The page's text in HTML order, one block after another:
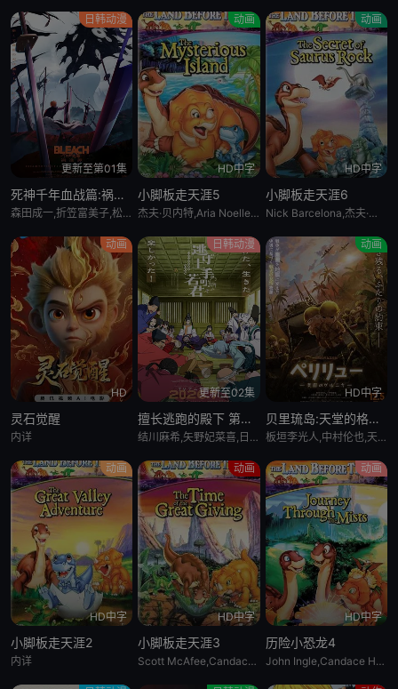
日韩动漫
更新至第01集
死神千年血战篇:祸进谭:动漫
森田成一,折笠富美子,松冈由贵,安元洋贵,杉山纪彰,高木涉,伊藤健太郎,三木真一郎,雪野五月,大塚明夫,桑岛法子,樫井笙人,小野坂昌也,置鲇龙太郎,杉田智和,朴璐美,立木文彦,石川英郎,速水奖,高木礼子,长嶝高士,石冢小夜里,稻田彻,诹访部顺一,清都亚里沙,丰口惠美,市来光弘,菅生隆之,梅原裕一郎,武内骏辅,小山刚志
动画
HD中字
小脚板走天涯5
杰夫·贝内特,Aria Noelle Curzon,托马斯·戴克,米丽亚姆·福林,乔恩·因戈尔,Bradon La Croix
动画
HD中字
小脚板走天涯6
Nick Barcelona,杰夫·贝内特,南茜·卡特莱特,艾莉娅·诺埃尔·柯曾,托马斯·戴克,米丽亚姆·福林
动画
HD
灵石觉醒
内详
日韩动漫
更新至02集
擅长逃跑的殿下 第二季
结川麻希,矢野妃菜喜,日野麻里,铃代纱弓,悠木碧,户谷菊之介,中村悠一,小西克幸
动画
HD中字
贝里琉岛:天堂的格尔尼卡:
板垣李光人,中村伦也,天野宏郷,藤井雄太,茂木たかまさ,三上瑛士
动画
HD中字
小脚板走天涯2
内详
动画
HD中字
小脚板走天涯3
Scott McAfee,Candace Hutson,Heather Hogan
动画
HD中字
历险小恐龙4
John Ingle,Candace Hutson,Heather Hogan,Rob Paulsen,Jeff Bennett,Scott McAfee,Carol Bruce